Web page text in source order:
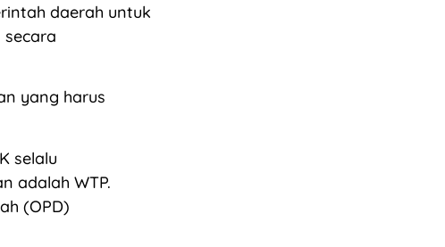
daerah untuk
yang harus
selalu
adalah WTP.
(OPD)